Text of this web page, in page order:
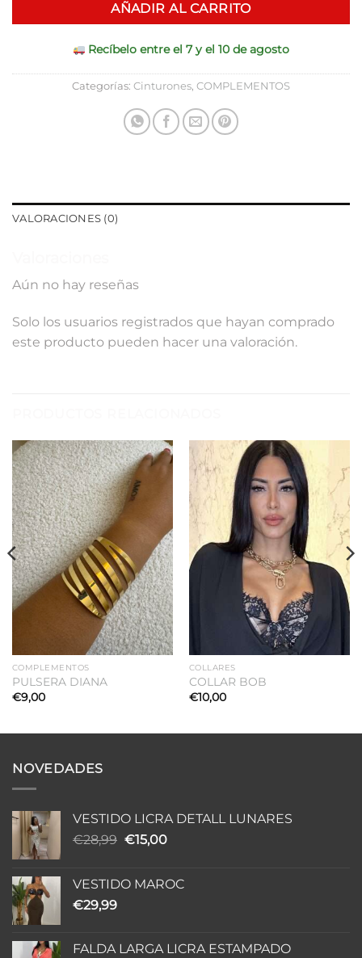
AÑADIR AL CARRITO
Recíbelo entre el 7 y el 10 de agosto
Categorías: Cinturones, COMPLEMENTOS
VALORACIONES (0)
Aún no hay reseñas
Solo los usuarios registrados que hayan comprado
este producto pueden hacer una valoración.
COMPLEMENTOS
PULSERA DIANA
€9,00
COLLARES
COLLAR BOB
€10,00
NOVEDADES
VESTIDO LICRA DETALL LUNARES
€28,99 El
era:
€15,00El
es:
VESTIDO MAROC
€29,99
FALDA LARGA LICRA ESTAMPADO